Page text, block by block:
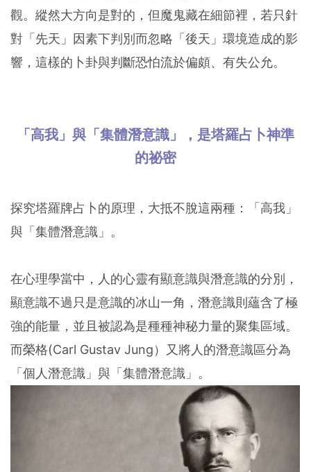
觀。縱然大方向是對的，但魔鬼藏在細節裡，若只針
對「先天」因素下判別而忽略「後天」環境造成的影
響，這樣的卜卦與判斷恐怕流於偏頗、有失公允。
「高我」與「集體潛意識」，是塔羅占卜神準
的祕密
探究塔羅牌占卜的原理，大抵不脫這兩種：「高我」
與「集體潛意識」。
在心理學當中，人的心靈有顯意識與潛意識的分別，
顯意識不過只是意識的冰山一角，潛意識則蘊含了極
強的能量，並且被認為是種種神秘力量的聚集區域。
而榮格(Carl Gustav Jung）又將人的潛意識區分為
「個人潛意識」與「集體潛意識」。